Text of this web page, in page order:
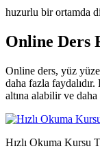
huzurlu bir ortamda
Online Ders
Online ders, yüz
daha fazla faydalıdır.
altına alabilir ve
Hızlı Okuma Kursu